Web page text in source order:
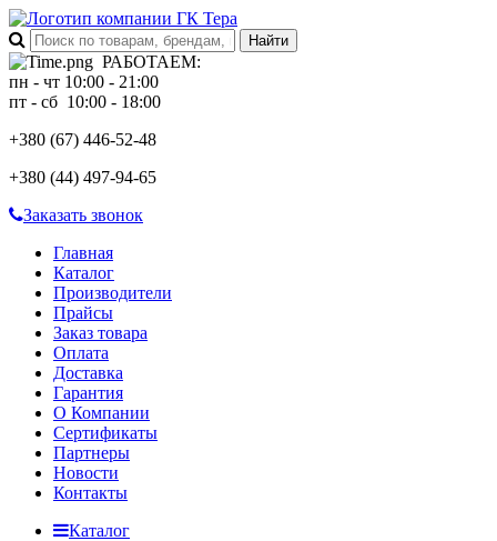
РАБОТАЕМ:
пн - чт 10:00 - 21:00
пт - сб 10:00 - 18:00
+380 (67) 446-52-48
+380 (44) 497-94-65
Заказать звонок
Главная
Каталог
Производители
Прайсы
Заказ товара
Оплата
Доставка
Гарантия
О Компании
Сертификаты
Партнеры
Новости
Контакты
Каталог